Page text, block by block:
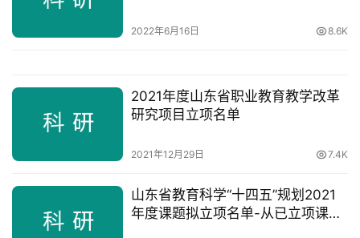
2022年6月16日 8.6K
2021年度山东省职业教育教学改革
研究项目立项名单
2021年12月29日 7.4K
山东省教育科学“十四五”规划2021
年度课题拟立项名单-从已立项课题